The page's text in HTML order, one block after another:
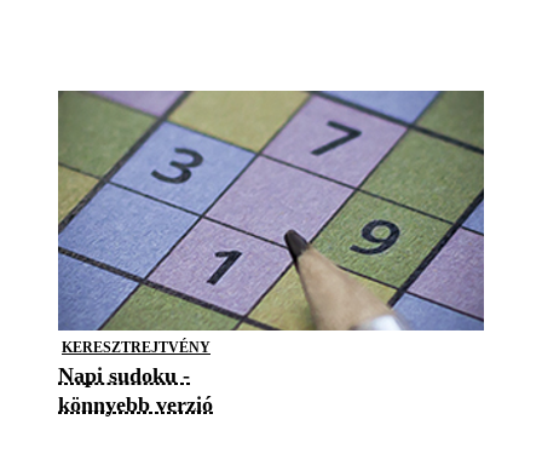
KERESZTREJTVÉNY
Napi sudoku -
könnyebb verzió